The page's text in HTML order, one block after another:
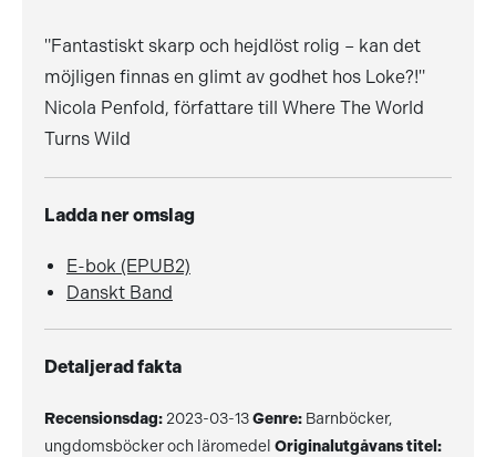
"Fantastiskt skarp och hejdlöst rolig – kan det
möjligen finnas en glimt av godhet hos Loke?!"
Nicola Penfold, författare till Where The World
Turns Wild
Ladda ner omslag
E-bok (EPUB2)
Danskt Band
Detaljerad fakta
Recensionsdag: 2023-03-13Genre: Barnböcker,
ungdomsböcker och läromedel Originalutgåvans titel: